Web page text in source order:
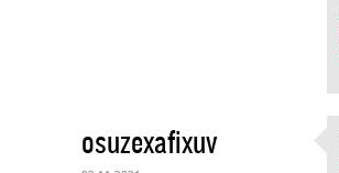
osuzexafixuv